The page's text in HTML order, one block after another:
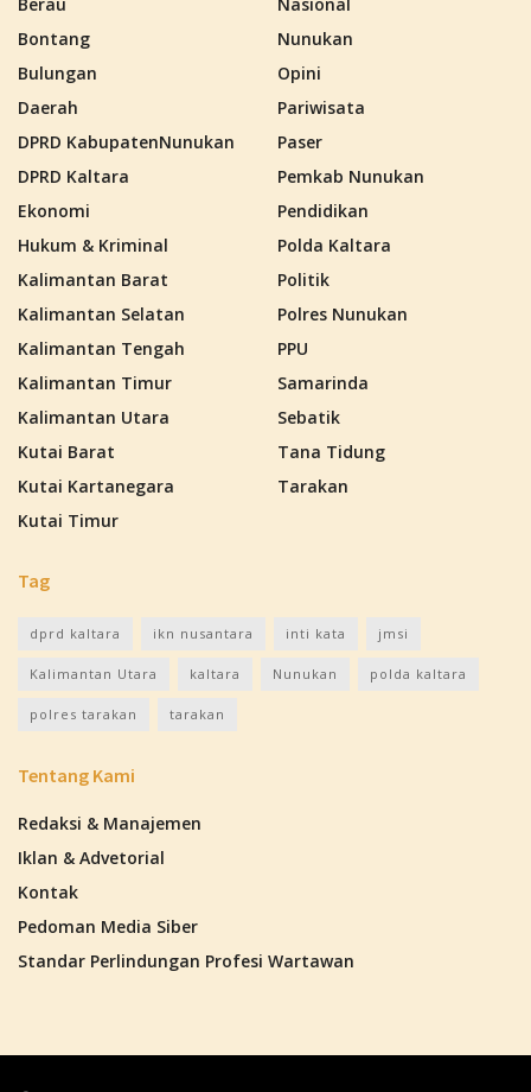
Bontang
Bulungan
Daerah
DPRD KabupatenNunukan
DPRD Kaltara
Ekonomi
Hukum & Kriminal
Kalimantan Barat
Kalimantan Selatan
Kalimantan Tengah
Kalimantan Timur
Kalimantan Utara
Kutai Barat
Kutai Kartanegara
Kutai Timur
Nunukan
Opini
Pariwisata
Paser
Pemkab Nunukan
Pendidikan
Polda Kaltara
Politik
Polres Nunukan
PPU
Samarinda
Sebatik
Tana Tidung
Tarakan
Tag
dprd kaltara ikn nusantara inti kata jmsi
Kalimantan Utara kaltara Nunukan polda kaltara
polres tarakan tarakan
Tentang Kami
Redaksi & Manajemen
Iklan & Advetorial
Kontak
Pedoman Media Siber
Standar Perlindungan Profesi Wartawan